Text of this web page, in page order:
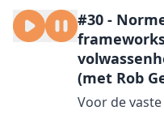
#30 -
(met Rob
Voor de